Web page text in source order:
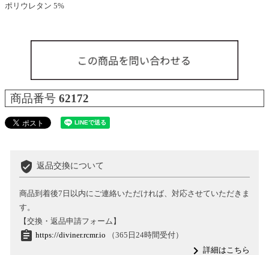
ポリウレタン 5%
商品番号 62172
verified_user 返品交換について
商品到着後7日以内にご連絡いただければ、対応させていただきま
す。
【交換・返品申請フォーム】
assignment https://diviner.rcmr.io （365日24時間受付）
navigate_next詳細はこちら